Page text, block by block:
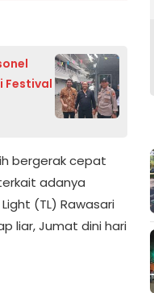
Festival
bergerak cepat
adanya
(TL) Rawasari
liar, Jumat dini hari